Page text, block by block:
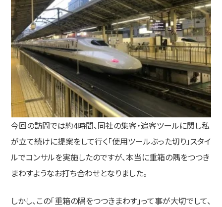
今回の訪問では約4時間、同社の集客・追客ツールに関し私
が立て続けに提案をして行く「使用ツールぶった切り」スタイ
ルでコンサルを実施したのですが、本当に重箱の隅をつつき
まわすようなお打ち合わせとなりました。
しかし、この「重箱の隅をつつきまわす」って事が大切でして、